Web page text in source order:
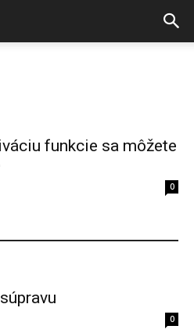
funkcie sa môžete
0
0